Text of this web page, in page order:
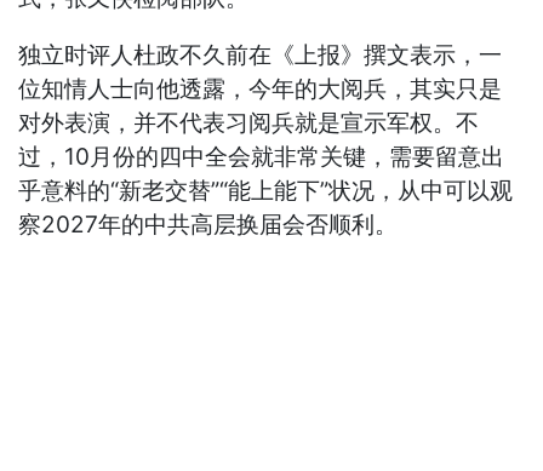
独立时评人杜政不久前在《上报》撰文表示，一
位知情人士向他透露，今年的大阅兵，其实只是
对外表演，并不代表习阅兵就是宣示军权。不
过，10月份的四中全会就非常关键，需要留意出
乎意料的“新老交替”“能上能下”状况，从中可以观
察2027年的中共高层换届会否顺利。